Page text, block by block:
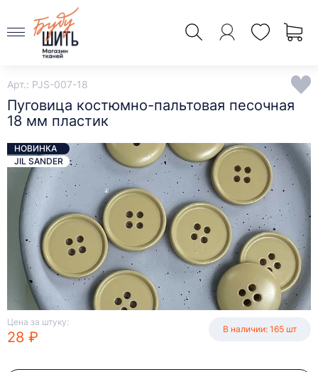
Арт.: PJS-007-18
Пуговица костюмно-пальтовая песочная
18 мм пластик
Цена за штуку:
28 ₽ В наличии: 165 шт
НОВИНКА
JIL SANDER